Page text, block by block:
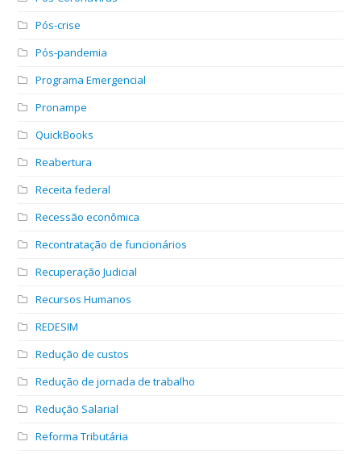
Pós-crise
Pós-pandemia
Programa Emergencial
Pronampe
QuickBooks
Reabertura
Receita federal
Recessão econômica
Recontratação de funcionários
Recuperação Judicial
Recursos Humanos
REDESIM
Redução de custos
Redução de jornada de trabalho
Redução Salarial
Reforma Tributária